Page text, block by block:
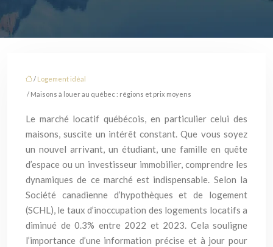
/ Logement idéal
/ Maisons à louer au québec : régions et prix moyens
Le marché locatif québécois, en particulier celui des
maisons, suscite un intérêt constant. Que vous soyez
un nouvel arrivant, un étudiant, une famille en quête
d’espace ou un investisseur immobilier, comprendre les
dynamiques de ce marché est indispensable. Selon la
Société canadienne d’hypothèques et de logement
(SCHL), le taux d’inoccupation des logements locatifs a
diminué de 0.3% entre 2022 et 2023. Cela souligne
l’importance d’une information précise et à jour pour